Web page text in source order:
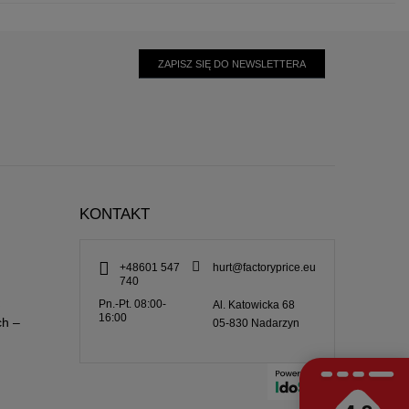
ZAPISZ SIĘ DO NEWSLETTERA
–
KONTAKT
+48601 547
740
hurt@factoryprice.eu
Pn.-Pt. 08:00-
16:00
Al. Katowicka 68
05-830 Nadarzyn